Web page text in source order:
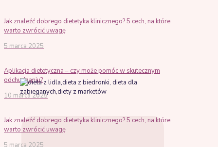
Jak znaleźć dobrego dietetyka klinicznego? 5 cech, na które
warto zwrócić uwagę
5 marca 2025
Aplikacja dietetyczna – czy może pomóc w skutecznym
odchudzaniu?
10 marca 2025
Jak znaleźć dobrego dietetyka klinicznego? 5 cech, na które
warto zwrócić uwagę
5 marca 2025